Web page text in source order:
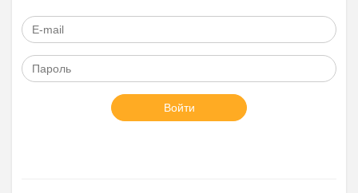
Войти